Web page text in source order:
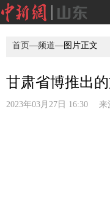
首页—频道—图片正文
甘肃省博推出
2023年03月27日 16:30 来